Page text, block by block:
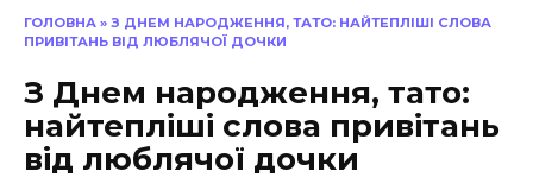
ГОЛОВНА » З ДНЕМ НАРОДЖЕННЯ, ТАТО: НАЙТЕПЛІШІ СЛОВА
ПРИВІТАНЬ ВІД ЛЮБЛЯЧОЇ ДОЧКИ
З Днем народження, тато:
найтепліші слова привітань
від люблячої дочки